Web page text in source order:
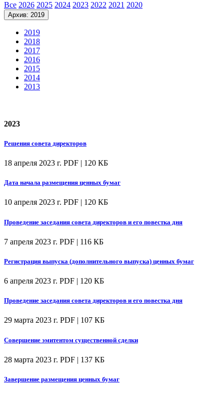
Все 2026 2025 2024 2023 2022 2021 2020
Архив: 2019
2019
2018
2017
2016
2015
2014
2013
2023
Решения совета директоров
18 апреля 2023 г. PDF | 120 КБ
Дата начала размещения ценных бумаг
10 апреля 2023 г. PDF | 120 КБ
Проведение заседания совета директоров и его повестка дня
7 апреля 2023 г. PDF | 116 КБ
Регистрация выпуска (дополнительного выпуска) ценных бумаг
6 апреля 2023 г. PDF | 120 КБ
Проведение заседания совета директоров и его повестка дня
29 марта 2023 г. PDF | 107 КБ
Совершение эмитентом существенной сделки
28 марта 2023 г. PDF | 137 КБ
Завершение размещения ценных бумаг